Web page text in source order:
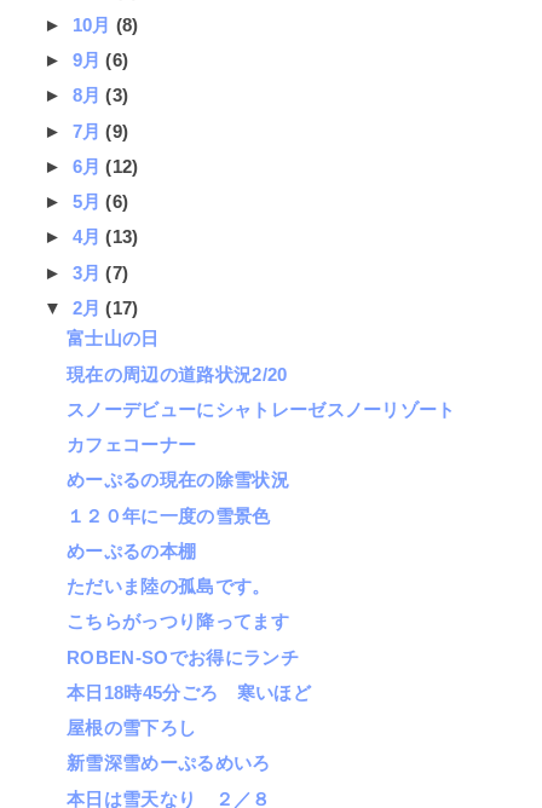
► 10月 (8)
► 9月(6)
► 8月(3)
► 7月(9)
► 6月(12)
► 5月(6)
► 4月(13)
► 3月(7)
▼ 2月(17)
富士山の日
現在の周辺の道路状況2/20
スノーデビューにシャトレーゼスノーリゾート
カフェコーナー
めーぷるの現在の除雪状況
１２０年に一度の雪景色
めーぷるの本棚
ただいま陸の孤島です。
こちらがっつり降ってます
ROBEN-SOでお得にランチ
本日18時45分ごろ 寒いほど
屋根の雪下ろし
新雪深雪めーぷるめいろ
本日は雪天なり ２／８